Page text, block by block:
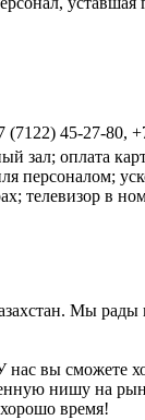
45-27-80,
зал; оплата
персоналом;
телевизор в
Мы
вы сможете
нишу на
время!